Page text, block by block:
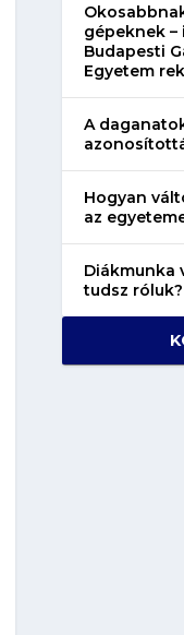
gépeknek –
Budapesti
Egyetem
A
Hogyan
az
Diákmunka
tudsz róluk?